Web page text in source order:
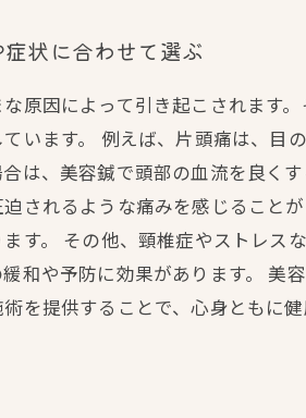
状に合わせて選ぶ
原因によって引き起こされます
います。 例えば、片頭痛は、目
は、美容鍼で頭部の血流を良く
されるような痛みを感じること
す。 その他、頸椎症やストレス
和や予防に効果があります。 美
を提供することで、心身ともに